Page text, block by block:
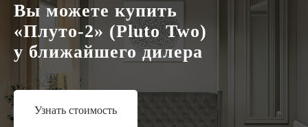
Вы можете купить
«Плуто-2» (Pluto Two)
у ближайшего дилера
Узнать стоимость